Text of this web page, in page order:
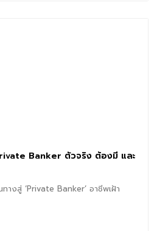
Banker ตัวจริง ต้องมี และ
างสู่ ‘Private Banker’ อาชีพเฝ้า